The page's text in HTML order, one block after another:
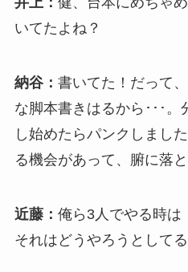
いてたよね？
納谷： 書いてた！だって
な脚本書きはるから･･･。
し始めたらパンクしまし
る機会があって、腑に落
近藤： 俺ら3人でやる時は
それはどうやろうとしてる